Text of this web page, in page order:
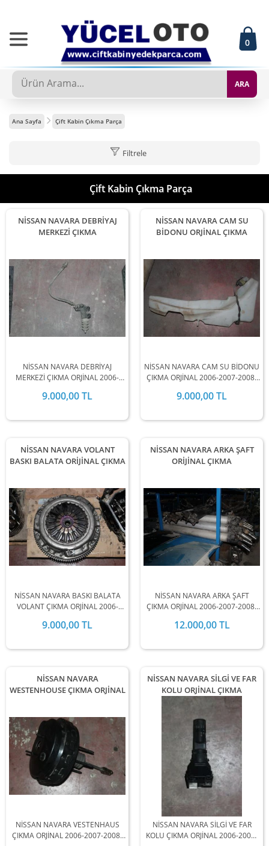
0
ARA
Ana Sayfa Çift Kabin Çıkma Parça
Filtrele
Çift Kabin Çıkma Parça
NİSSAN NAVARA DEBRİYAJ
MERKEZİ ÇIKMA
NİSSAN NAVARA DEBRİYAJ
MERKEZİ ÇIKMA ORJİNAL 2006-
MODEL ARALIĞINDA
9.000,00 TL
NİSSAN NAVARA CAM SU
BİDONU ORJİNAL ÇIKMA
NİSSAN NAVARA CAM SU BİDONU
ÇIKMA ORJİNAL 2006-2007-2008-
ARALIĞINDA STOKLARIMIZDA
9.000,00 TL
NİSSAN NAVARA VOLANT
BASKI BALATA ORİJİNAL ÇIKMA
NİSSAN NAVARA BASKI BALATA
VOLANT ÇIKMA ORJİNAL 2006-
MODEL ARALIĞINDA
9.000,00 TL
NİSSAN NAVARA ARKA ŞAFT
ORİJİNAL ÇIKMA
NİSSAN NAVARA ARKA ŞAFT
ÇIKMA ORJİNAL 2006-2007-2008-
ARALIĞINDA STOKLARIMIZDA
12.000,00 TL
NİSSAN NAVARA
WESTENHOUSE ÇIKMA ORJİNAL
NİSSAN NAVARA VESTENHAUS
ÇIKMA ORJİNAL 2006-2007-2008-
NİSSAN NAVARA SİLGİ VE FAR
KOLU ORJİNAL ÇIKMA
NİSSAN NAVARA SİLGİ VE FAR
KOLU ÇIKMA ORJİNAL 2006-2007-